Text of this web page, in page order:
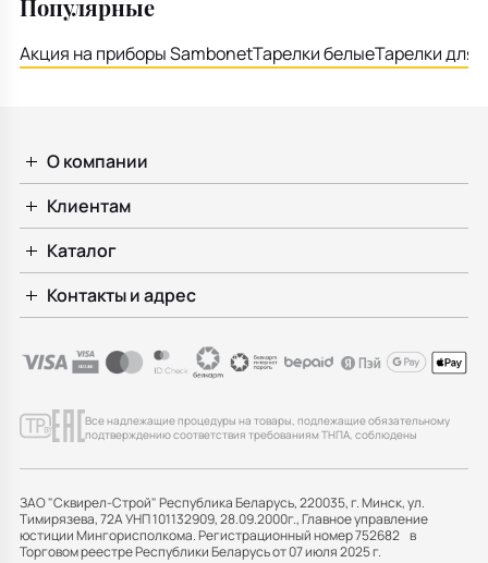
Популярные
Акция на приборы SambonetТарелки белыеТарелки для
О компании
Клиентам
Каталог
Контакты и адрес
Все надлежащие процедуры на товары, подлежащие обязательному
подтверждению соответствия требованиям ТНПА, соблюдены
ЗАО "Сквирел-Строй" Республика Беларусь, 220035, г. Минск, ул.
Тимирязева, 72А УНП 101132909, 28.09.2000г., Главное управление
юстиции Мингорисполкома. Регистрационный номер 752682 в
Торговом реестре Республики Беларусь от 07 июля 2025 г.